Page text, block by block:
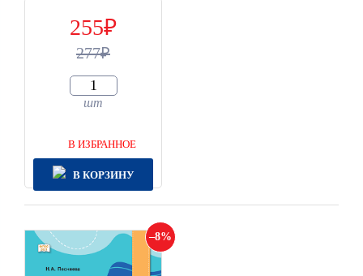
255
277
шт
В ИЗБРАННОЕ
В КОРЗИНУ
8